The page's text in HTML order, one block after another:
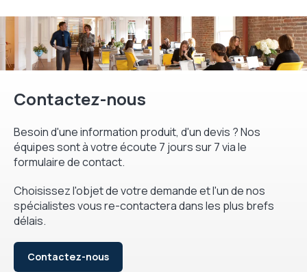
Contactez-nous
Besoin d'une information produit, d'un devis ? Nos
équipes sont à votre écoute 7 jours sur 7 via le
formulaire de contact.
Choisissez l'objet de votre demande et l'un de nos
spécialistes vous re-contactera dans les plus brefs
délais.
Contactez-nous